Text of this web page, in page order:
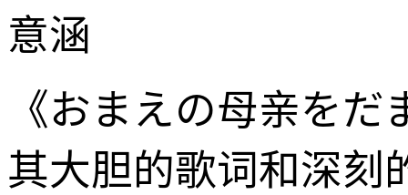
意涵
《おまえの母亲を
其大胆的歌词和深刻